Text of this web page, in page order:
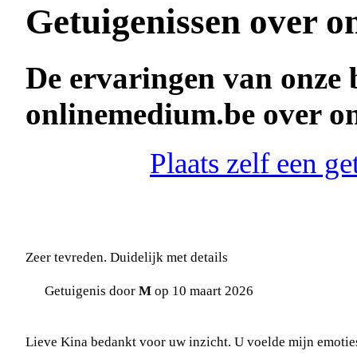
Getuigenissen over
De ervaringen van onze
onlinemedium.be over
Plaats zelf een
Zeer tevreden. Duidelijk met details
Getuigenis door M op 10 maart 2026
Lieve Kina bedankt voor uw inzicht. U voelde mijn